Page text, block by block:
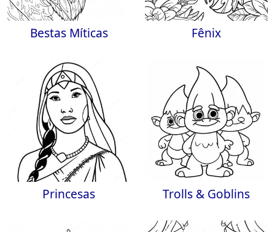
Bestas Míticas Fênix
Princesas Trolls & Goblins